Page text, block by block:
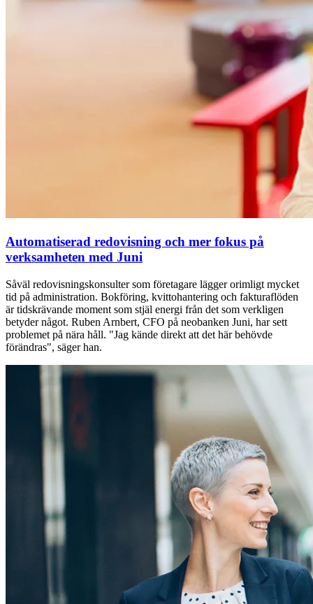
Automatiserad redovisning och mer fokus på
verksamheten med Juni
Såväl redovisningskonsulter som företagare lägger orimligt mycket
tid på administration. Bokföring, kvittohantering och fakturaflöden
är tidskrävande moment som stjäl energi från det som verkligen
betyder något. Ruben Arnbert, CFO på neobanken Juni, har sett
problemet på nära håll. "Jag kände direkt att det här behövde
förändras", säger han.